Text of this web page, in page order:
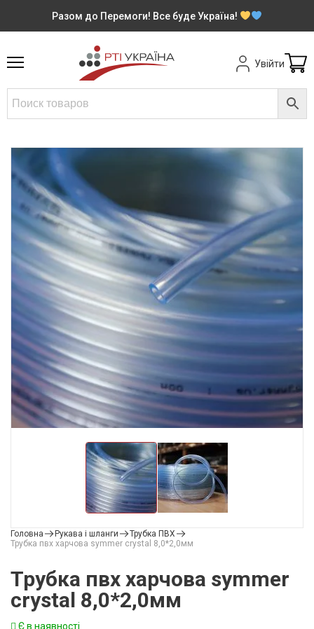
Разом до Перемоги! Все буде Україна!
Увійти
Головна Рукава і шланги
Трубка ПВХ
Трубка пвх харчова symmer crystal 8,0*2,0мм
Трубка пвх харчова symmer
crystal 8,0*2,0мм
Є в наявності